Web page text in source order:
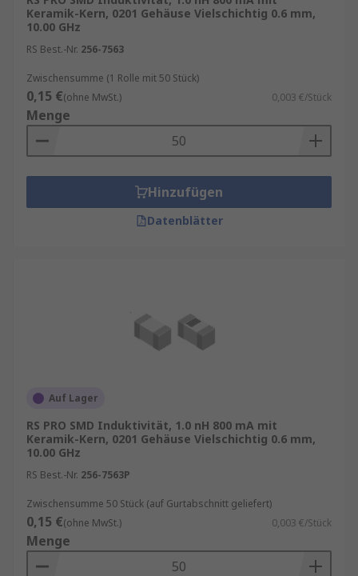
modernen elektronischen Geräten häufig
anzutreffen sind. Die Oberflächenmontage
ermöglicht zudem eine automatisierte
Produktion, was die Kosten reduziert und die
Effizienz steigert. Die breite Palette von
verfügbaren Induktivitäten und Materialien
ermöglicht es Ingenieuren, die für ihre
spezifischen Anforderungen am besten
Keramik-Kern, 0201 Gehäuse Vielschichtig 0.6 mm,
10.00 GHz
RS Best.-Nr. 256-7563
Zwischensumme (1 Rolle mit 50 Stück)
0,15 €(ohne MwSt.) 0,003 €/Stück
Menge
Hinzufügen
Datenblätter
Auf Lager
RS PRO SMD Induktivität, 1.0 nH 800 mA mit
Keramik-Kern, 0201 Gehäuse Vielschichtig 0.6 mm,
10.00 GHz
RS Best.-Nr. 256-7563P
Zwischensumme 50 Stück (auf Gurtabschnitt geliefert)
0,15 €(ohne MwSt.) 0,003 €/Stück
Menge